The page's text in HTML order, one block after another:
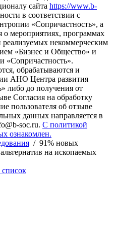
сайта https://www.b-
в соответствии с
«Сопричастность», а
мероприятиях, программах
реализуемых некоммерческим
«Бизнес и Общество» и
«Сопричастность».
обрабатываются и
АНО Центра развития
либо до получения от
Согласия на обработку
пользователя об отзыве
данных направляется в
soc.ru. С политикой
ознакомлен.
/ 91% новых
на ископаемых
список